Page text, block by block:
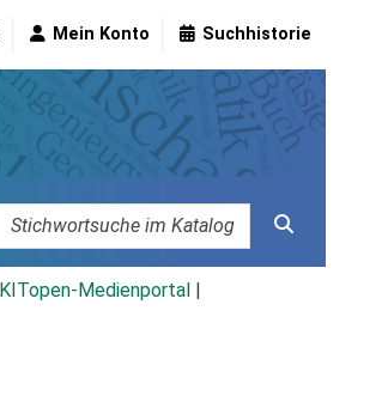
Mein Konto Suchhistorie
KITopen-Medienportal